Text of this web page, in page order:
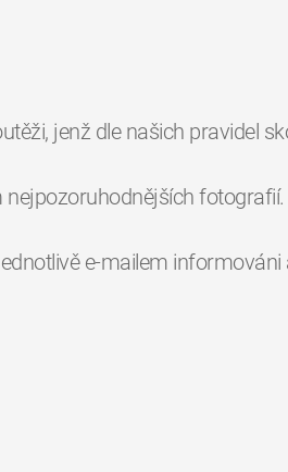
jenž dle našich pravidel
fotografií.
e-mailem